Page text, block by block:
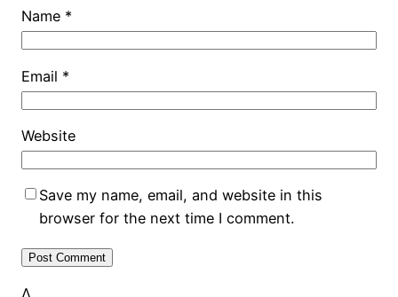
Name *
Email *
Website
Save my name, email, and website in this
browser for the next time I comment.
Δ